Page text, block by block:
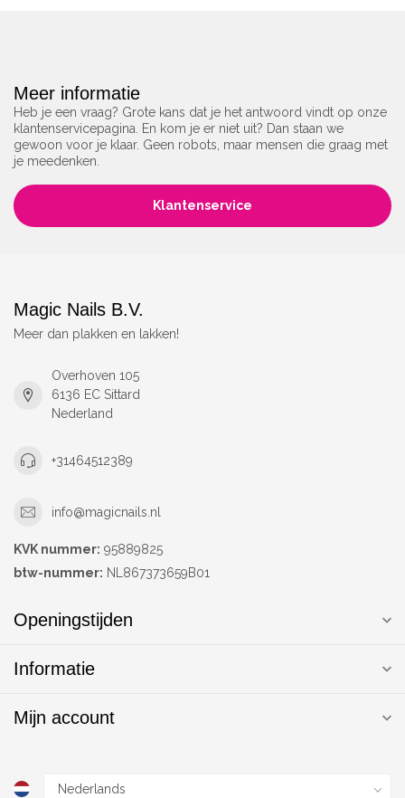
Meer informatie
Heb je een vraag? Grote kans dat je het antwoord vindt op onze
klantenservicepagina. En kom je er niet uit? Dan staan we
gewoon voor je klaar. Geen robots, maar mensen die graag met
je meedenken.
Klantenservice
Magic Nails B.V.
Meer dan plakken en lakken!
Overhoven 105
6136 EC Sittard
Nederland
+31464512389
info@magicnails.nl
KVK nummer: 95889825
btw-nummer: NL867373659B01
Openingstijden
Informatie
Mijn account